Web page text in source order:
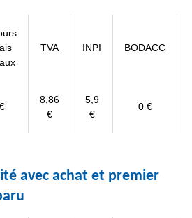
TVA INPI BODACC
8,86
€
5,9
€
0 €
avec achat et premier